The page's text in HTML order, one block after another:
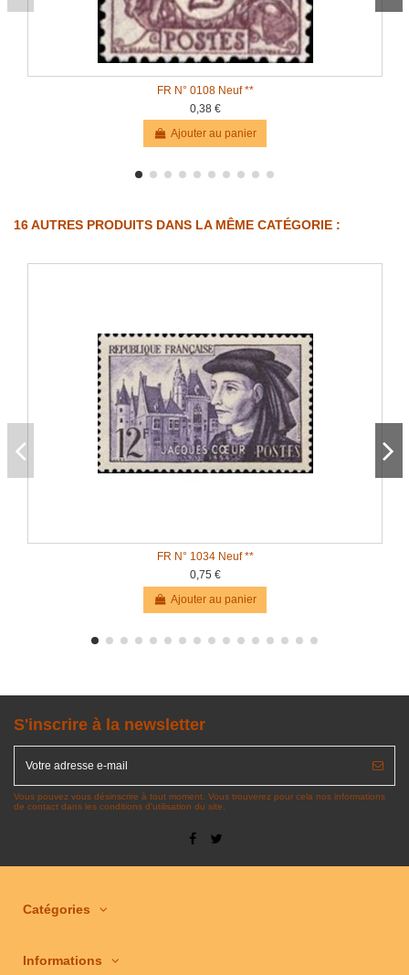
FR N° 0108 Neuf **
0,38 €
Ajouter au panier
16 AUTRES PRODUITS DANS LA MÊME CATÉGORIE :
FR N° 1034 Neuf **
0,75 €
Ajouter au panier
S'inscrire à la newsletter
Vous pouvez vous désinscrire à tout moment. Vous trouverez pour cela nos informations
de contact dans les conditions d'utilisation du site.
Catégories
Informations